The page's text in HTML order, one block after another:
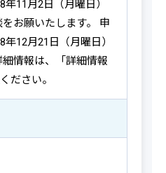
11月2日（月曜日）
お願いたします。 申
12月21日（月曜日）
情報は、「詳細情報
ださい。